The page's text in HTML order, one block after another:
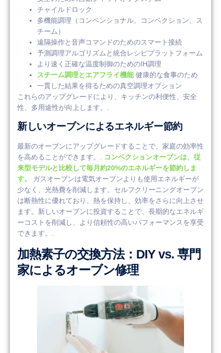
チャイルドロック
多機能調理（コンベンショナル、コンベクション、ス
チーム）
遠隔操作と音声コマンドのためのスマート接続
予測調理アルゴリズムと統合レシピプラットフォーム
より速く正確な温度制御のためのIH調理
スチーム調理とエアフライ機能健康的な食事のため
一貫した結果を得るための真空調理オプション
これらのアップグレードにより、キッチンの利便性、安全
性、多用途性が向上します。.
新しいオーブンによるエネルギー節約
最新のオーブンにアップグレードすることで、家庭の効率性
を高めることができます。.
コンベクションオーブンは、従
来型モデルと比較して毎月約20%のエネルギーを節約しま
す。
ガスオーブンは電気オーブンよりも使用エネルギーが
少なく、光熱費を削減します。セルフクリーニングオーブン
は断熱性に優れており、熱を保持し、効率をさらに向上させ
ます。新しいオーブンに投資することで、長期的なエネルギ
ーコストを削減し、より信頼性の高いパフォーマンスを享受
できます。.
加熱素子の交換方法：DIY vs. 専門
家によるオーブン修理